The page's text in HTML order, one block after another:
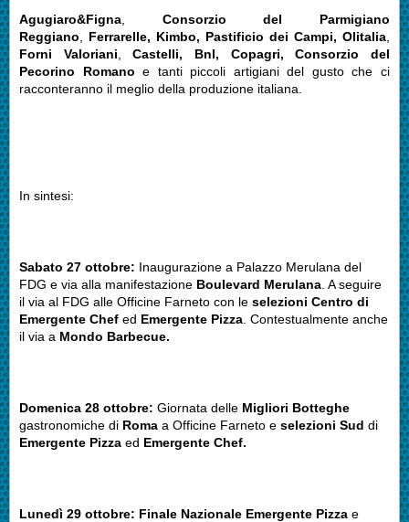
Agugiaro&Figna
Consorzio del Parmigiano
Reggiano
Ferrarelle, Kimbo, Pastificio dei Campi, Olitalia
Forni
Valoriani
Castelli, Bnl, Copagri, Consorzio del
Pecorino Romano e tanti piccoli artigiani del gusto che ci
racconteranno il meglio della produzione italiana.
In sintesi:
Sabato 27 ottobre: Inaugurazione a Palazzo Merulana del
FDG e via alla manifestazione Boulevard Merulana . A seguire
il via al FDG alle Officine Farneto con le selezioni Centro di
Emergente Chef ed Emergente Pizza . Contestualmente anche
il via a Mondo Barbecue.
Domenica 28 ottobre: Giornata delle Migliori Botteghe
gastronomiche di Roma a Officine Farneto e selezioni Sud di
Emergente Pizza ed Emergente Chef.
Lunedì 29 ottobre: Finale Nazionale Emergente Pizza e